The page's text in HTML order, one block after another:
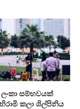
ලංකා සම්භවයක්
කලා ශිල්පිනිය